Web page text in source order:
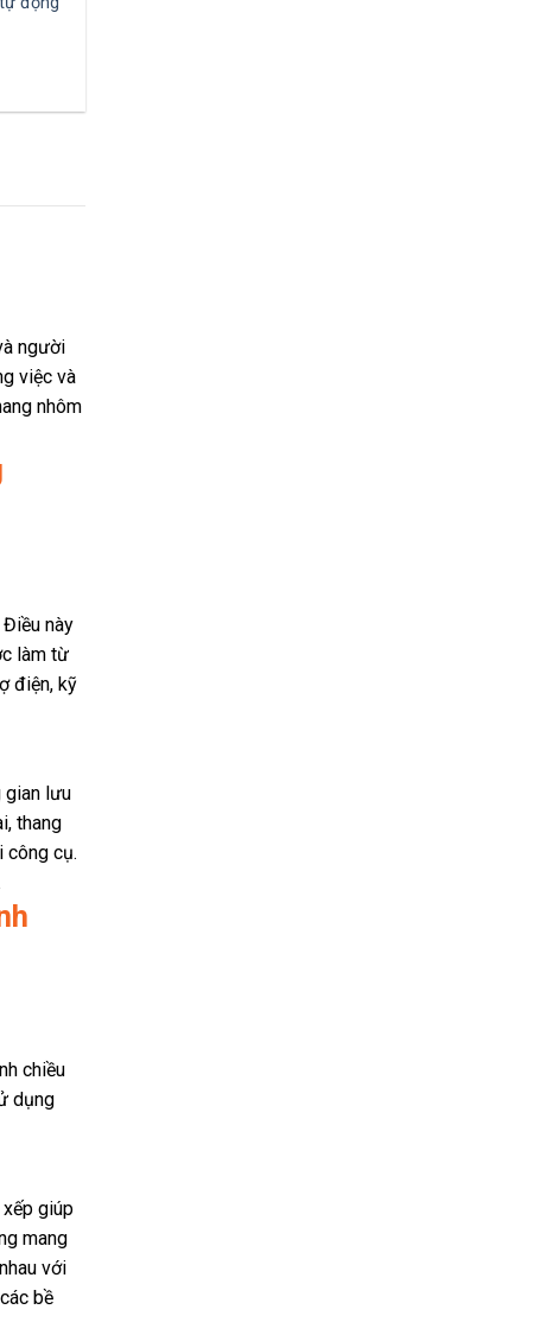
người
việc và
nhôm
này
làm từ
điện, kỹ
gian lưu
thang
công cụ.
chiều
dụng
giúp
mang
với
bề